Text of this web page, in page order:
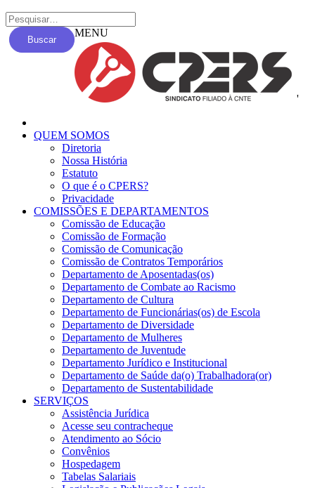
Buscar
MENU
'
QUEM SOMOS
Diretoria
Nossa História
Estatuto
O que é o CPERS?
Privacidade
COMISSÕES E DEPARTAMENTOS
Comissão de Educação
Comissão de Formação
Comissão de Comunicação
Comissão de Contratos Temporários
Departamento de Aposentadas(os)
Departamento de Combate ao Racismo
Departamento de Cultura
Departamento de Funcionárias(os) de Escola
Departamento de Diversidade
Departamento de Mulheres
Departamento de Juventude
Departamento Jurídico e Institucional
Departamento de Saúde da(o) Trabalhadora(or)
Departamento de Sustentabilidade
SERVIÇOS
Assistência Jurídica
Acesse seu contracheque
Atendimento ao Sócio
Convênios
Hospedagem
Tabelas Salariais